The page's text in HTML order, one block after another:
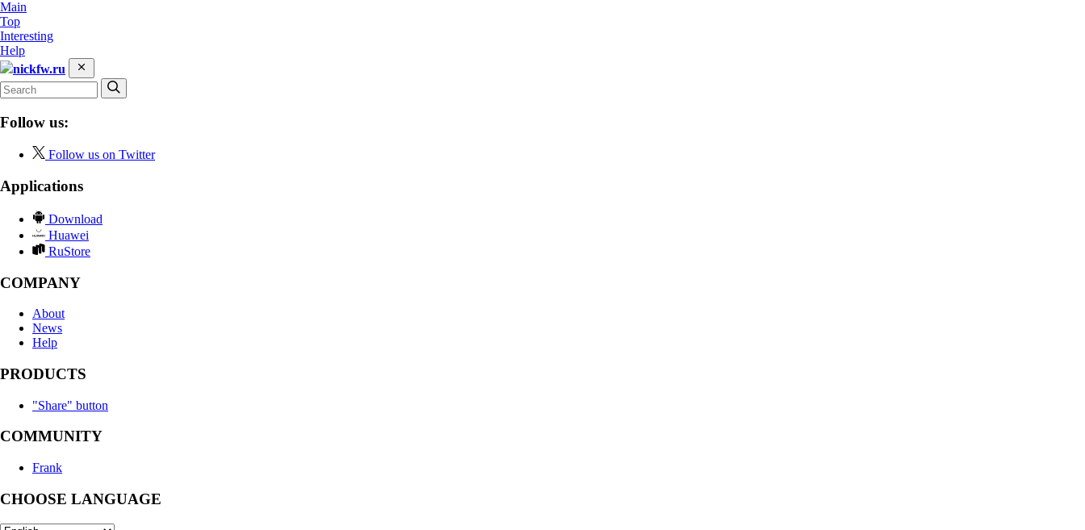
Main
Top
Interesting
Help
nickfw.ru
Follow us:
Follow us on Twitter
Applications
Download
Huawei
RuStore
COMPANY
About
News
Help
PRODUCTS
"Share" button
COMMUNITY
Frank
CHOOSE LANGUAGE